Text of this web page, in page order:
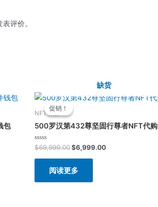
评价。
包
促销！
缺货
促销！
NFT书店
500罗汉第432尊坚固行尊者NFT代购
评
分
0
$69,999.00
原
价
为：
$6,999.00
当
前
为：
阅读更多